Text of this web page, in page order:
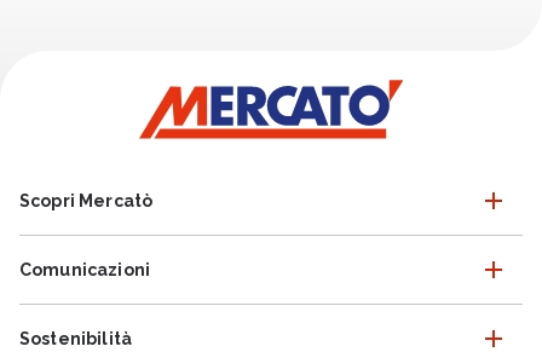
Scopri Mercatò
Comunicazioni
Sostenibilità